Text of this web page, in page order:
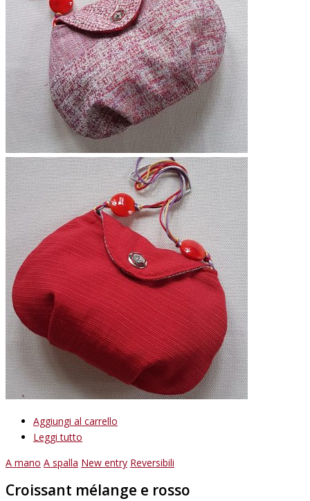
Aggiungi al carrello
Leggi tutto
A mano A spalla New entry Reversibili
Croissant mélange e rosso